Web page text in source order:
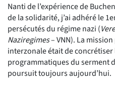
Nanti de l’expérience de
de la solidarité, j’ai adhéré le
persécutés du régime nazi (
Naziregimes– VNN). La
interzonale était de
programmatiques du serment
poursuit toujours aujourd’hui.